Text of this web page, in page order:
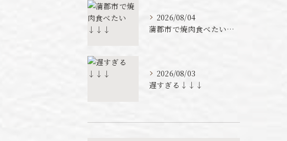
2026/08/04
蒲郡市で焼肉食べたい↓↓↓
2026/08/03
遅すぎる↓↓↓